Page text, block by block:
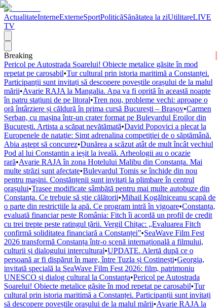
ActualitateInterneExterneSportPoliticăSănătatea la ziUtilitareLIVE
TV
Breaking
Pericol pe Autostrada Soarelui! Obiecte metalice găsite în mod
repetat pe carosabil•Tur cultural prin istoria maritimă a Constanței.
Participanții sunt invitați să descopere poveștile orașului de la malul
mării•Avarie RAJA la Mangalia. Apa va fi oprită în această noapte
în patru stațiuni de pe litoral•Tren nou, probleme vechi: aproape o
oră întârziere și căldură în prima cursă București – Brașov•Carmen
Șerban, cu mașina într-un crater format pe Bulevardul Eroilor din
București. Artista a scăpat nevătămată•David Popovici a plecat la
Europenele de nataţie: Simt adrenalina competiţiei de o săptămână.
Abia aştept să concurez•Dunărea a scăzut atât de mult încât vechiul
Pod al lui Constantin a ieșit la iveală. Arheologii au o ocazie
rară•Avarie RAJA în zona Hotelului Malibu din Constanța. Mai
multe străzi sunt afectate•Bulevardul Tomis se închide din nou
pentru mașini. Constănțenii sunt invitați la plimbare în centrul
orașului•Trasee modificate sâmbătă pentru mai multe autobuze din
Constanța. Ce trebuie să știe călătorii•Mihail Kogălniceanu scapă de
o parte din restricțiile la apă. Ce program intră în vigoare•Constanța,
evaluată financiar peste România: Fitch îi acordă un profil de credit
cu trei trepte peste ratingul țării. Vergil Chițac: „Evaluarea Fitch
confirmă soliditatea financiară a Constanței”•SeaWave Film Fest
2026 transformă Constanța într-o scenă internațională a filmului,
culturii și dialogului intercultural•UPDATE. Alertă după ce o
persoană ar fi dispărut în mare, între Tuzla și Costinești•Georgia,
invitată specială la SeaWave Film Fest 2026: film, patrimoniu
UNESCO și dialog cultural la Constanța•Pericol pe Autostrada
Soarelui! Obiecte metalice găsite în mod repetat pe carosabil•Tur
cultural prin istoria maritimă a Constanței. Participanții sunt invitați
să descopere poveștile orașului de la malul mării•Avarie RAJA la